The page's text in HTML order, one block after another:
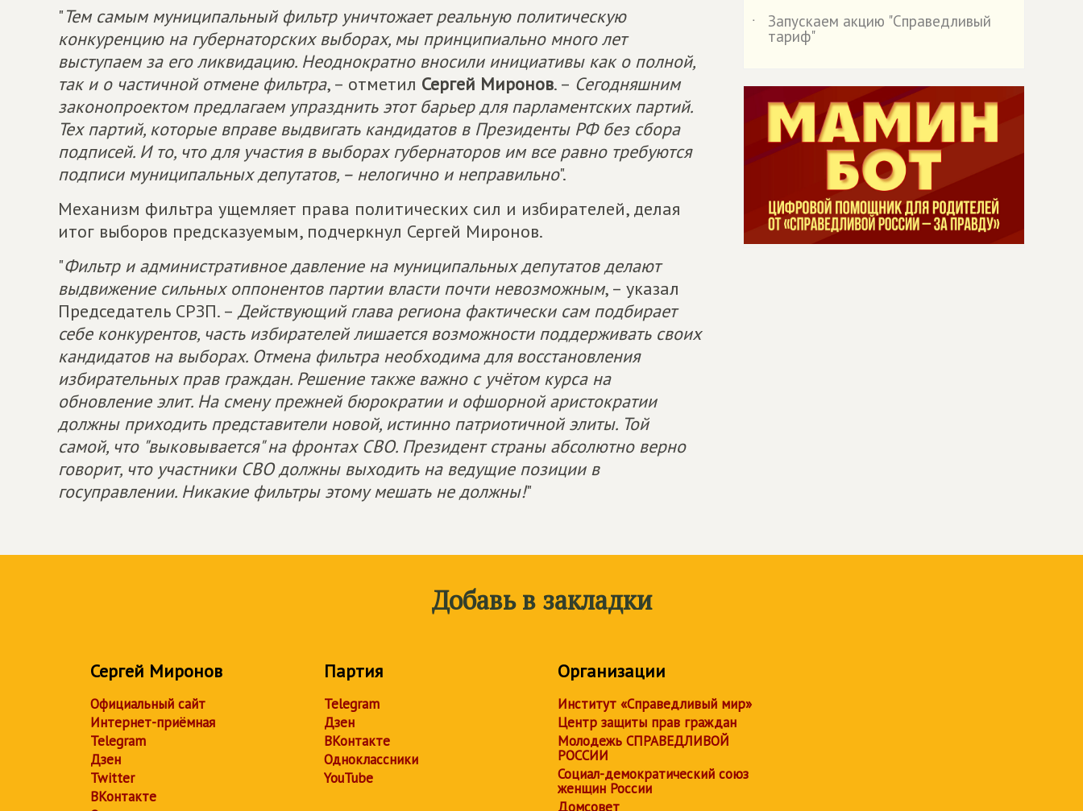
"Тем самым муниципальный фильтр уничтожает реальную политическую
конкуренцию на губернаторских выборах, мы принципиально много лет
выступаем за его ликвидацию. Неоднократно вносили инициативы как о полной,
так и о частичной отмене фильтра, – отметил Сергей Миронов. – Сегодняшним
законопроектом предлагаем упразднить этот барьер для парламентских партий.
Тех партий, которые вправе выдвигать кандидатов в Президенты РФ без сбора
подписей. И то, что для участия в выборах губернаторов им все равно требуются
подписи муниципальных депутатов, – нелогично и неправильно".
Механизм фильтра ущемляет права политических сил и избирателей, делая
итог выборов предсказуемым, подчеркнул Сергей Миронов.
"Фильтр и административное давление на муниципальных депутатов делают
выдвижение сильных оппонентов партии власти почти невозможным, – указал
Председатель СРЗП. – Действующий глава региона фактически сам подбирает
себе конкурентов, часть избирателей лишается возможности поддерживать своих
кандидатов на выборах. Отмена фильтра необходима для восстановления
избирательных прав граждан. Решение также важно с учётом курса на
обновление элит. На смену прежней бюрократии и офшорной аристократии
должны приходить представители новой, истинно патриотичной элиты. Той
самой, что "выковывается" на фронтах СВО. Президент страны абсолютно верно
говорит, что участники СВО должны выходить на ведущие позиции в
госуправлении. Никакие фильтры этому мешать не должны!"
˙
Запускаем акцию "Справедливый
тариф"
Добавь в закладки
Сергей Миронов
Официальный сайт
Интернет-приёмная
Telegram
Дзен
Twitter
ВКонтакте
Партия
Telegram
Дзен
ВКонтакте
Одноклассники
YouTube
Организации
Институт «Справедливый мир»
Центр защиты прав граждан
Молодежь СПРАВЕДЛИВОЙ
РОССИИ
Социал-демократический союз
женщин России
Домсовет